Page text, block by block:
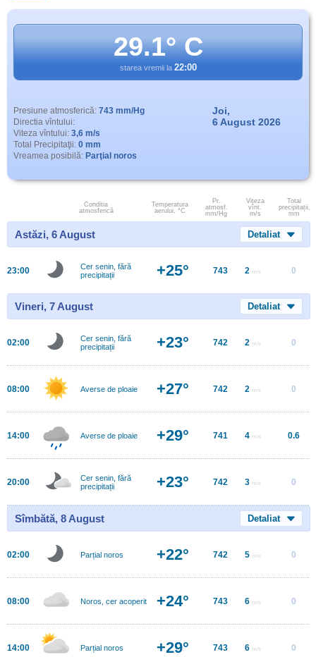
29.1° C
starea vremii la 22:00
Presiune atmosferică: 743 mm/Hg
Directia vîntului:
Viteza vîntului: 3,6 m/s
Total Precipitaţii: 0 mm
Vreamea posibilă: Parţial noros
Joi,
6 August 2026
Conditia
atmosferică
Temperatura
aerului, °C
Pr.
atmosf.
mm/Hg
Viteza
vînt.
m/s
Total
precipitații,
mm
Astăzi, 6 August Detaliat
23:00
Cer senin, fără
precipitații
+25° 743 2 m/s 0
Vineri, 7 August Detaliat
02:00
Cer senin, fără
precipitații
+23° 742 2 m/s 0
08:00 Averse de ploaie +27° 742 2 m/s 0
14:00 Averse de ploaie +29° 741 4 m/s 0.6
20:00
Cer senin, fără
precipitații
+23° 742 3 m/s 0
Sîmbătă, 8 August Detaliat
02:00 Parțial noros +22° 742 5 m/s 0
08:00 Noros, cer acoperit +24° 743 6 m/s 0
14:00 Parțial noros +29° 743 6 m/s 0